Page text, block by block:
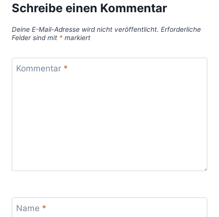
Schreibe einen Kommentar
Deine E-Mail-Adresse wird nicht veröffentlicht. Erforderliche
Felder sind mit * markiert
Kommentar *
Name *